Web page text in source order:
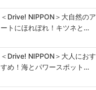
＜Drive! NIPPON＞大自然のア
ートにほれぼれ！キツネと…
＜Drive! NIPPON＞大人におす
すめ！海とパワースポット…